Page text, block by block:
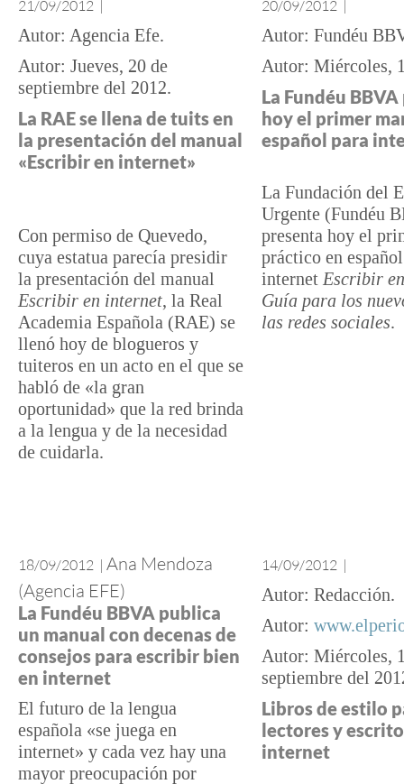
21/09/2012 |
Agencia Efe
Jueves, 20 de
septiembre del 2012
La RAE se llena de tuits en
la presentación del manual
«Escribir en internet»
Con permiso de Quevedo,
cuya estatua parecía presidir
la presentación del manual
Escribir en internet, la Real
Academia Española (RAE) se
llenó hoy de blogueros y
tuiteros en un acto en el que se
habló de «la gran
oportunidad» que la red brinda
a la lengua y de la necesidad
de cuidarla.
20/09/2012 |
Fundéu
Miércoles,
La Fundéu
hoy el primer
español para
La Fundación del
Urgente (Fundéu
presenta hoy el
práctico en
internet Escribir
Guía para los
las redes sociales.
18/09/2012 | Ana Mendoza
(Agencia EFE)
La Fundéu BBVA publica
un manual con decenas de
consejos para escribir bien
en internet
El futuro de la lengua
española «se juega en
internet» y cada vez hay una
mayor preocupación por
14/09/2012 |
Redacción
Miércoles,
septiembre del
Libros de estilo
lectores y
internet